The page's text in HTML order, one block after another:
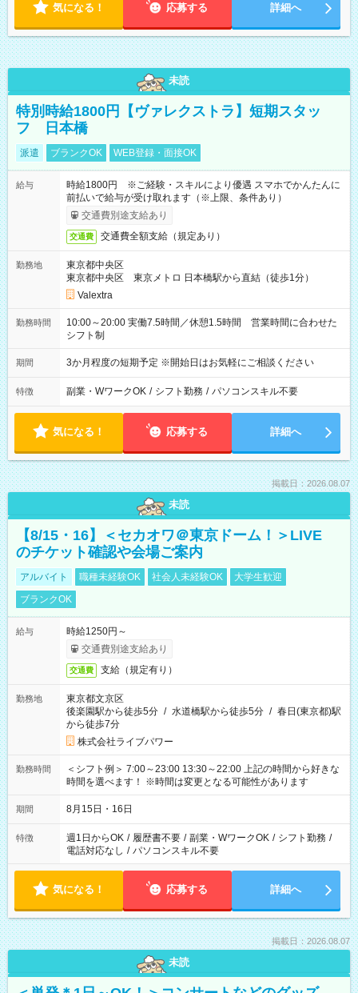
気になる！ 応募する 詳細へ
未読
特別時給1800円【ヴァレクストラ】短期スタッ
フ 日本橋
派遣 ブランクOK WEB登録・面接OK
給与
時給1800円 ※ご経験・スキルにより優遇 スマホでかんたんに
前払いで給与が受け取れます（※上限、条件あり）
交通費別途支給あり
交通費 交通費全額支給（規定あり）
勤務地
東京都中央区
東京都中央区 東京メトロ 日本橋駅から直結（徒歩1分）
Valextra
勤務時間
10:00～20:00 実働7.5時間／休憩1.5時間 営業時間に合わせた
シフト制
期間 3か月程度の短期予定 ※開始日はお気軽にご相談ください
特徴 副業・WワークOK / シフト勤務 / パソコンスキル不要
気になる！ 応募する 詳細へ
掲載日：2026.08.07
未読
【8/15・16】＜セカオワ＠東京ドーム！＞LIVE
のチケット確認や会場ご案内
アルバイト 職種未経験OK 社会人未経験OK
大学生歓迎
ブランクOK
給与
時給1250円～
交通費別途支給あり
交通費 支給（規定有り）
勤務地
東京都文京区
後楽園駅から徒歩5分 / 水道橋駅から徒歩5分 / 春日(東京都)駅
から徒歩7分
株式会社ライブパワー
勤務時間
＜シフト例＞ 7:00～23:00 13:30～22:00 上記の時間から好きな
時間を選べます！ ※時間は変更となる可能性があります
期間 8月15日・16日
特徴 週1日からOK / 履歴書不要 / 副業・WワークOK / シフト勤務 /
電話対応なし / パソコンスキル不要
気になる！ 応募する 詳細へ
掲載日：2026.08.07
未読